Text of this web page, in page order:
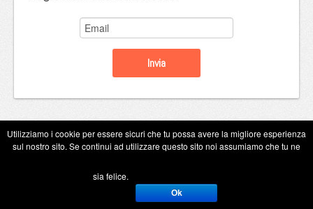
Copyright Eugenio Guarini 2026
Utilizziamo i cookie per essere sicuri che tu possa avere la migliore esperienza
sul nostro sito. Se continui ad utilizzare questo sito noi assumiamo che tu ne
sia felice.
Ok